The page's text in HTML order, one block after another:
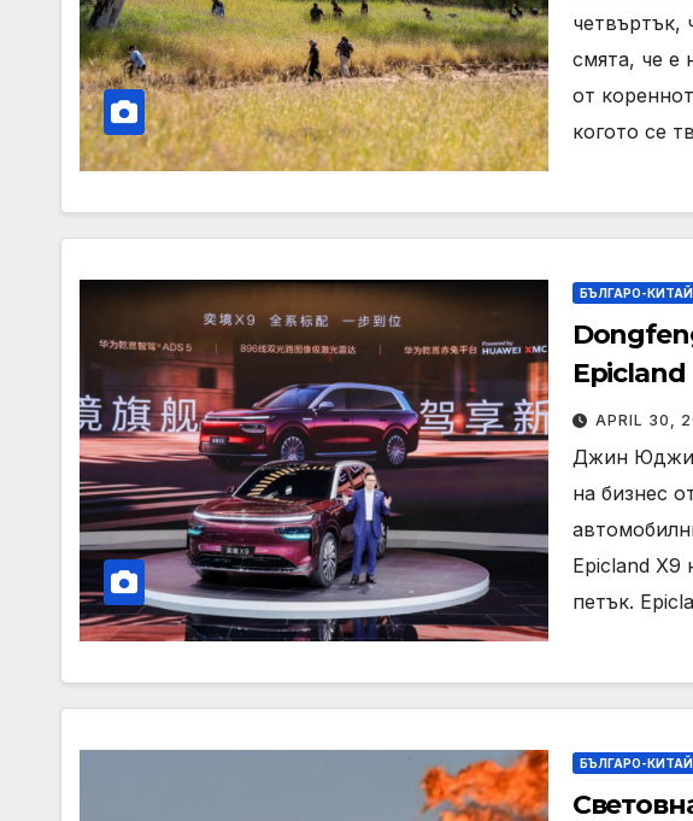
четвъртък,
смята, че е
от
когото се
БЪЛГАРО-
заAPRIL 30,
Джин Юджи,
на бизнес
Epicland X9
петък.
БЪЛГАРО-